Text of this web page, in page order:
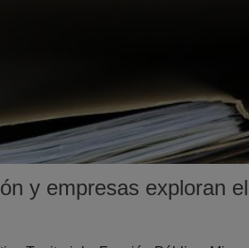
y empresas exploran